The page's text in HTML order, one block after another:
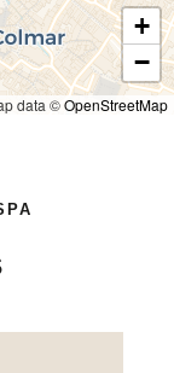
+
−
data ©OpenStreetMap